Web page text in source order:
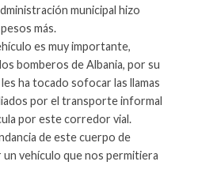
municipal hizo
más.
es muy importante,
bomberos de Albania, por su
ha tocado sofocar las llamas
por el transporte informal
por este corredor vial.
de este cuerpo de
vehículo que nos permitiera